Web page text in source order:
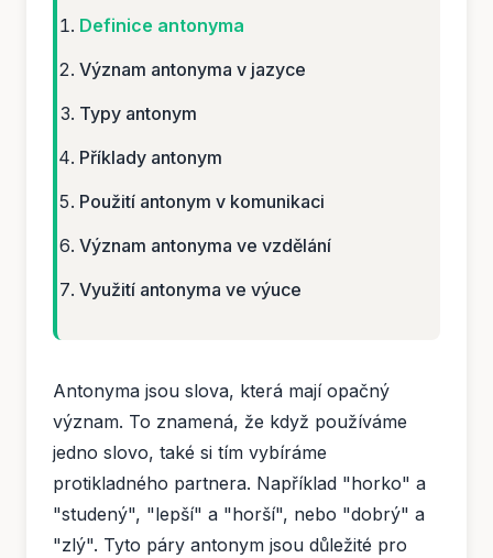
Definice antonyma
Význam antonyma v jazyce
Typy antonym
Příklady antonym
Použití antonym v komunikaci
Význam antonyma ve vzdělání
Využití antonyma ve výuce
Antonyma jsou slova, která mají opačný
význam. To znamená, že když používáme
jedno slovo, také si tím vybíráme
protikladného partnera. Například "horko" a
"studený", "lepší" a "horší", nebo "dobrý" a
"zlý". Tyto páry antonym jsou důležité pro